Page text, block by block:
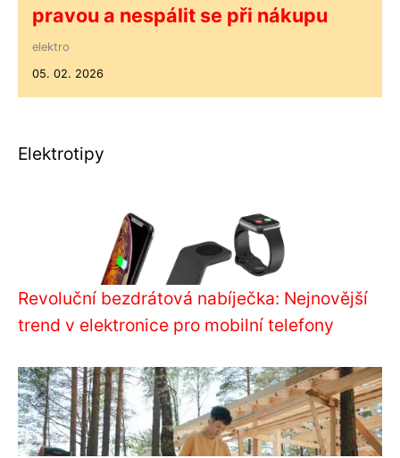
pravou a nespálit se při nákupu
elektro
05. 02. 2026
Elektrotipy
Revoluční bezdrátová nabíječka: Nejnovější
trend v elektronice pro mobilní telefony